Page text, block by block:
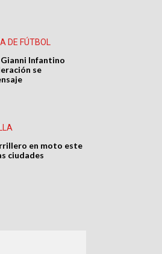
DE FÚTBOL
Gianni Infantino
se
en moto este
ciudades